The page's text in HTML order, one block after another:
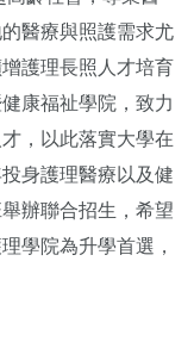
醫療與照護需求尤
護理長照人才培育
康福祉學院，致力
，以此落實大學在
身護理醫療以及健
辦聯合招生，希望
學院為升學首選，